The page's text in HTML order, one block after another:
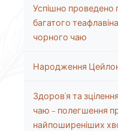
Успішно проведено
багатого
чорного чаю
Народження
Здоров’я та
чаю – полегшення
найпоширеніших